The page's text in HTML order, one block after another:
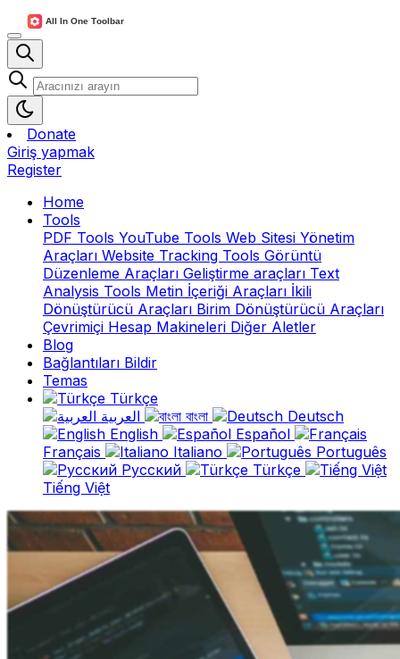
Donate
Giriş yapmak
Register
Home
Tools
PDF Tools YouTube Tools Web Sitesi Yönetim
Araçları Website Tracking Tools Görüntü
Düzenleme Araçları Geliştirme araçları Text
Analysis Tools Metin İçeriği Araçları İkili
Dönüştürücü Araçları Birim Dönüştürücü Araçları
Çevrimiçi Hesap Makineleri Diğer Aletler
Blog
Bağlantıları Bildir
Temas
Türkçe
বাংলা
Deutsch
English
Español
Français
Italiano
Português
Русский
Türkçe
Tiếng Việt